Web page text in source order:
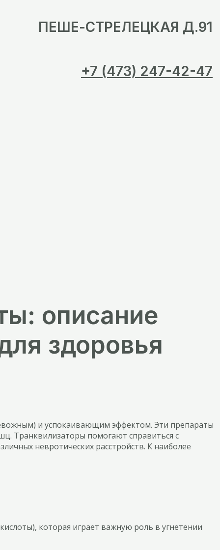
ПЕШЕ-СТРЕЛЕЦКАЯ Д.91
+7 (473) 247-42-47
описание
здоровья
и успокаивающим эффектом. Эти препараты
Транквилизаторы помогают справиться с
невротических расстройств. К наиболее
которая играет важную роль в угнетении